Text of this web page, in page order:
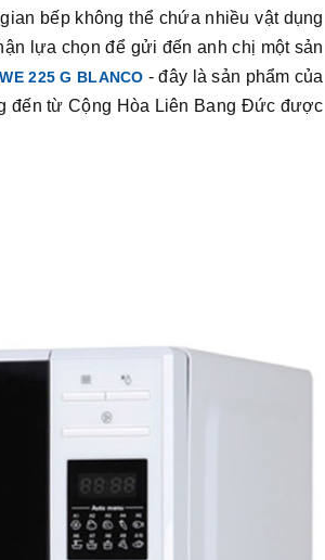
bếp không thể chứa nhiều vật dụng
lựa chọn để gửi đến anh chị một sản
225 G BLANCO - đây là sản phẩm của
đến từ Cộng Hòa Liên Bang Đức được